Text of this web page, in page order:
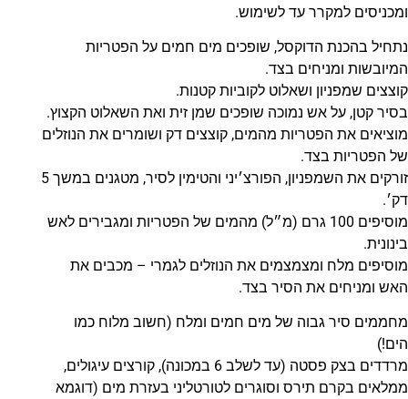
ומכניסים למקרר עד לשימוש.
נתחיל בהכנת הדוקסל, שופכים מים חמים על הפטריות
המיובשות ומניחים בצד.
קוצצים שמפניון ושאלוט לקוביות קטנות.
בסיר קטן, על אש נמוכה שופכים שמן זית ואת השאלוט הקצוץ.
מוציאים את הפטריות מהמים, קוצצים דק ושומרים את הנוזלים
של הפטריות בצד.
זורקים את השמפניון, הפורצ׳יני והטימין לסיר, מטגנים במשך 5
דק׳.
מוסיפים 100 גרם (מ״ל) מהמים של הפטריות ומגבירים לאש
בינונית.
מוסיפים מלח ומצמצמים את הנוזלים לגמרי – מכבים את
האש ומניחים את הסיר בצד.
מחממים סיר גבוה של מים חמים ומלח (חשוב מלוח כמו
הים!)
מרדדים בצק פסטה (עד לשלב 6 במכונה), קורצים עיגולים,
ממלאים בקרם תירס וסוגרים לטורטליני בעזרת מים (דוגמא